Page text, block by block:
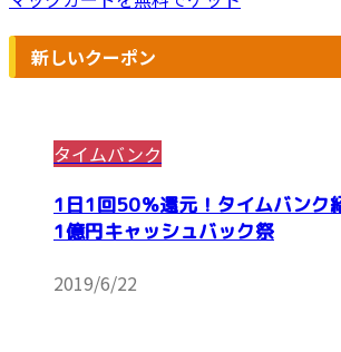
新しいクーポン
タイムバンク
1日1回50％還元！タイムバンク
1億円キャッシュバック祭
2019/6/22